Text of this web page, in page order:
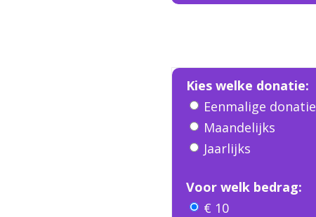
Kies welke donatie:
Eenmalige donatie
Maandelijks
Jaarlijks
Voor welk bedrag:
€ 10